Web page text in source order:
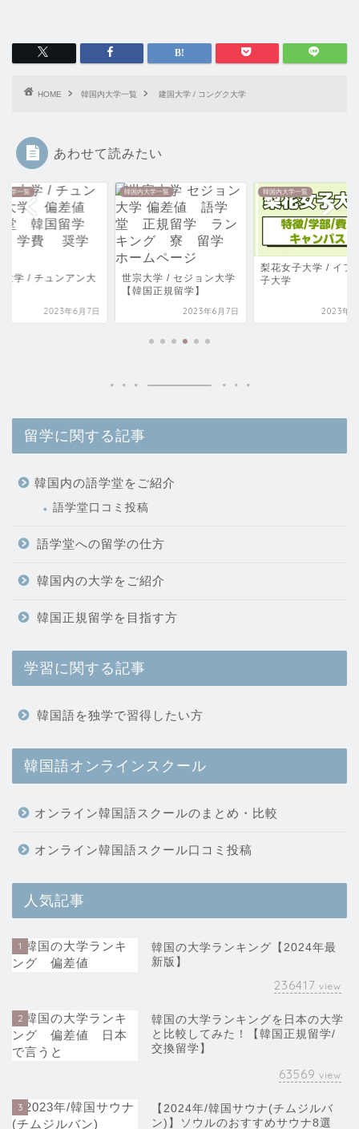
HOME 韓国内大学一覧 建国大学 / コングク大学
あわせて読みたい
大学一覧
大学 / チュンアン大
2023年6月7日
韓国内大学一覧
世宗大学 / セジョン大学
【韓国正規留学】
2023年6月7日
韓国内大学一覧
梨花女子大学 / イフ
子大学
2023年6
留学に関する記事
韓国内の語学堂をご紹介
語学堂口コミ投稿
語学堂への留学の仕方
韓国内の大学をご紹介
韓国正規留学を目指す方
学習に関する記事
韓国語を独学で習得したい方
韓国語オンラインスクール
オンライン韓国語スクールのまとめ・比較
オンライン韓国語スクール口コミ投稿
人気記事
1
韓国の大学ランキング【2024年最
新版】
236417 view
2
韓国の大学ランキングを日本の大学
と比較してみた！【韓国正規留学/
交換留学】
63569 view
3
【2024年/韓国サウナ(チムジルバ
ン)】ソウルのおすすめサウナ8選